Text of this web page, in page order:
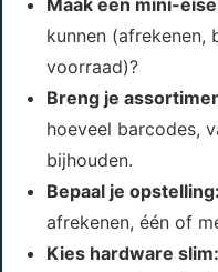
Maak een mini-
kunnen (afrekenen,
voorraad)?
Breng je
hoeveel barcodes,
bijhouden.
Bepaal je opstelling:
afrekenen, één of
Kies hardware slim: